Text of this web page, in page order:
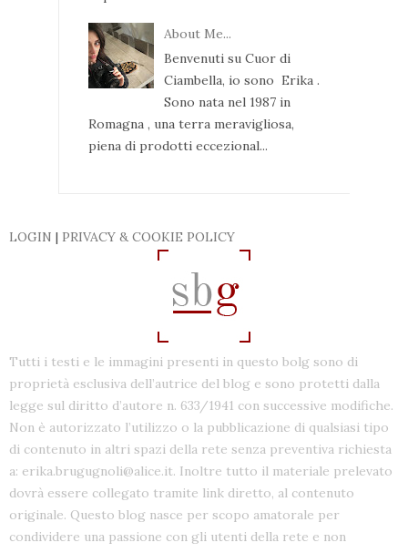
About Me...
Benvenuti su Cuor di
Ciambella, io sono Erika .
Sono nata nel 1987 in
Romagna , una terra meravigliosa,
piena di prodotti eccezional...
LOGIN | PRIVACY & COOKIE POLICY
Tutti i testi e le immagini presenti in questo bolg sono di
proprietà esclusiva dell’autrice del blog e sono protetti dalla
legge sul diritto d’autore n. 633/1941 con successive modifiche.
Non è autorizzato l’utilizzo o la pubblicazione di qualsiasi tipo
di contenuto in altri spazi della rete senza preventiva richiesta
a: erika.brugugnoli@alice.it. Inoltre tutto il materiale prelevato
dovrà essere collegato tramite link diretto, al contenuto
originale. Questo blog nasce per scopo amatorale per
condividere una passione con gli utenti della rete e non